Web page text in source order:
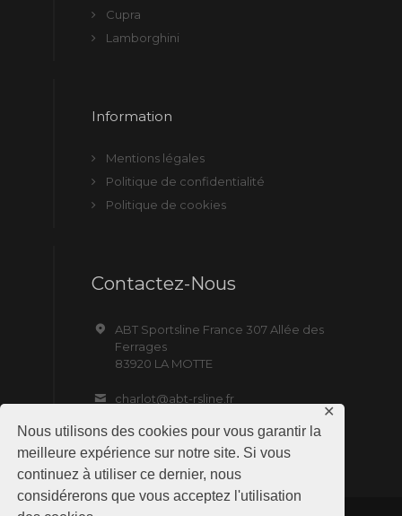
Nous utilisons des cookies pour vous garantir la
meilleure expérience sur notre site. Si vous
continuez à utiliser ce dernier, nous
considérerons que vous acceptez l'utilisation
✕
Cupra
Lamborghini
Information
Mentions légales
Politique de confidentialité
Politique de cookies
Contactez-Nous
ABT Sportsline France 307 Allée des
Ferrages
83920 LA MOTTE
charlot@abt-rsline.fr